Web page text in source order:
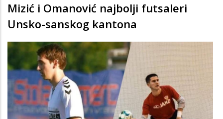
Mizić i Omanović najbolji futsaleri
Unsko-sanskog kantona